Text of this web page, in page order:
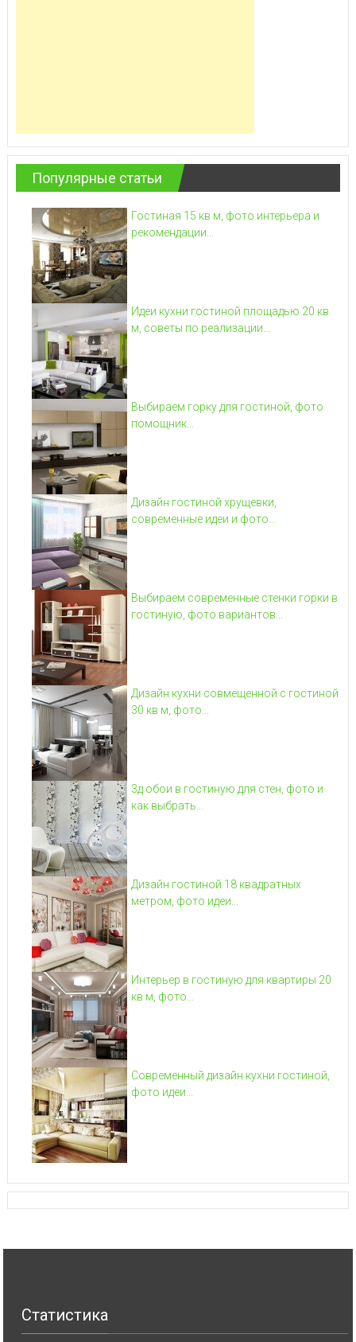
Популярные статьи
Гостиная 15 кв м, фото интерьера и
рекомендации...
Идеи кухни гостиной площадью 20 кв
м, советы по реализации...
Выбираем горку для гостиной, фото
помощник...
Дизайн гостиной хрущевки,
современные идеи и фото...
Выбираем современные стенки горки в
гостиную, фото вариантов...
Дизайн кухни совмещенной с гостиной
30 кв м, фото...
3д обои в гостиную для стен, фото и
как выбрать...
Дизайн гостиной 18 квадратных
метром, фото идеи...
Интерьер в гостиную для квартиры 20
кв м, фото...
Современный дизайн кухни гостиной,
фото идеи...
Статистика